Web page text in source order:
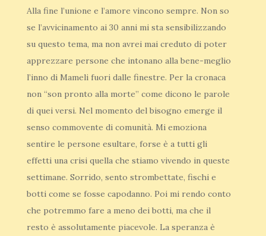
Alla fine l’unione e l’amore vincono sempre. Non so
se l’avvicinamento ai 30 anni mi sta sensibilizzando
su questo tema, ma non avrei mai creduto di poter
apprezzare persone che intonano alla bene-meglio
l’inno di Mameli fuori dalle finestre. Per la cronaca
non “son pronto alla morte” come dicono le parole
di quei versi. Nel momento del bisogno emerge il
senso commovente di comunità. Mi emoziona
sentire le persone esultare, forse è a tutti gli
effetti una crisi quella che stiamo vivendo in queste
settimane. Sorrido, sento strombettate, fischi e
botti come se fosse capodanno. Poi mi rendo conto
che potremmo fare a meno dei botti, ma che il
resto è assolutamente piacevole. La speranza è